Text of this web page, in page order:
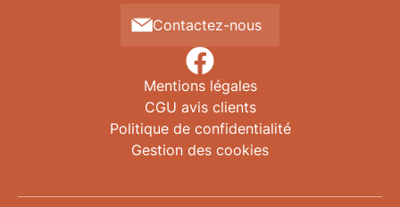
Contactez-nous
Mentions légales
CGU avis clients
Politique de confidentialité
Gestion des cookies